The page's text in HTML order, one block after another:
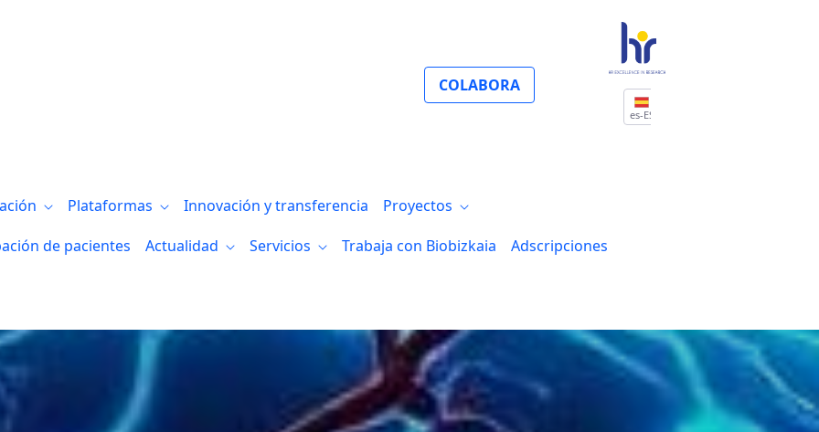
COLABORA
es-ES
Plataformas Innovación y transferencia
Proyectos
de pacientes Actualidad Servicios Trabaja con Biobizkaia
Adscripciones